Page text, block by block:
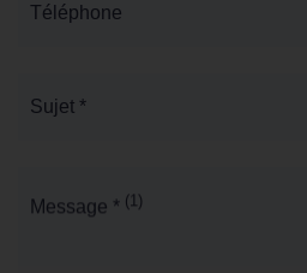
Téléphone
Sujet *
Message * (1)